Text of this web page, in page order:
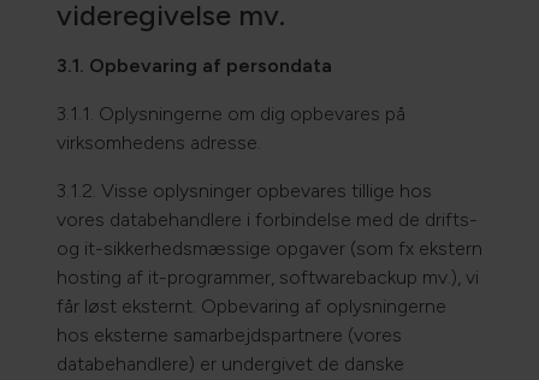
videregivelse mv.
3.1. Opbevaring af persondata
3.1.1. Oplysningerne om dig opbevares på
virksomhedens adresse.
3.1.2. Visse oplysninger opbevares tillige hos
vores databehandlere i forbindelse med de drifts-
og it-sikkerhedsmæssige opgaver (som fx ekstern
hosting af it-programmer, softwarebackup mv.), vi
får løst eksternt. Opbevaring af oplysningerne
hos eksterne samarbejdspartnere (vores
databehandlere) er undergivet de danske